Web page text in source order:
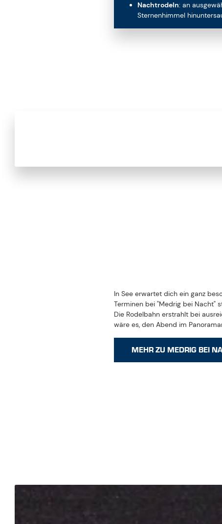
Nachtrodeln: an
Sternenhimmel
In See erwartet dich ein ganz
Terminen bei "Medrig bei Nacht"
Die Rodelbahn erstrahlt bei
wäre es, den Abend im
MEHR ZU MEDRIG BEI